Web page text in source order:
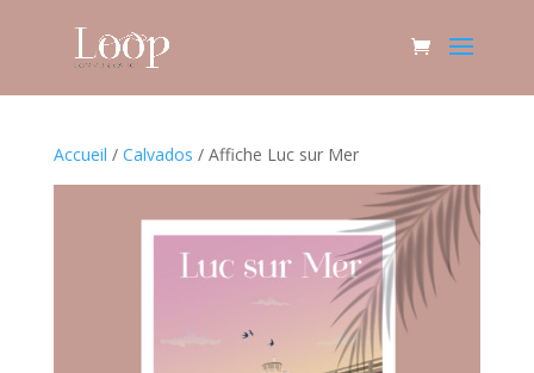
Accueil / Calvados / Affiche Luc sur Mer